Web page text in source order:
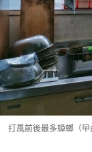
打風前後最多蟑螂（